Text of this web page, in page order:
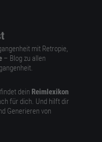
mit Retropie,
– Blog zu allen
dein Reimlexikon
für dich. Und hilft dir
Generieren von